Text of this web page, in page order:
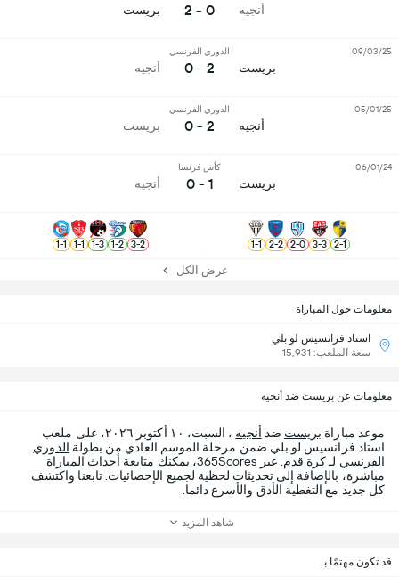
معلومات حول المباراة
استاد فرانسيس لو بلي
سعة الملعب: 15,931
أنجيه 0 - 2 بريست
بريست
الدوري الفرنسي
2 - 0 أنجيه
09/03/25
أنجيه
الدوري الفرنسي
2 - 0 بريست
05/01/25
بريست
كأس فرنسا
1 - 0 أنجيه
06/01/24
1
-
2
3
-
3
0
-
2
2
-
2
1
-
1
2
-
3
2
-
1
3
-
1
1
-
1
1
-
1
عرض الكل
معلومات عن بريست ضد أنجيه
موعد مباراة بريست ضد أنجيه
، السبت، ١٠ أكتوبر ٢٠٢٦، على ملعب
استاد فرانسيس لو بلي ضمن مرحلة الموسم العادي من بطولة الدوري
الفرنسي لـكرة قدم
. عبر 365Scores، يمكنك متابعة أحداث المباراة
مباشرة، بالإضافة إلى تحديثات لحظية لجميع الإحصائيات. تابعنا واكتشف
كل جديد مع التغطية الأدق والأسرع دائما.
شاهد المزيد
قد تكون مهتمًا بـ